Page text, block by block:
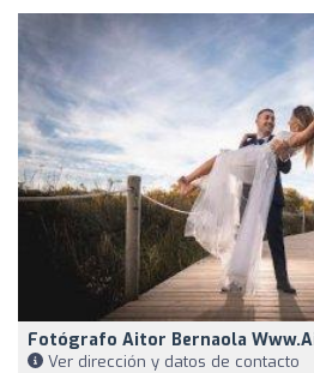
Fotógrafo Aitor Bernaola
Ver dirección y datos de contacto